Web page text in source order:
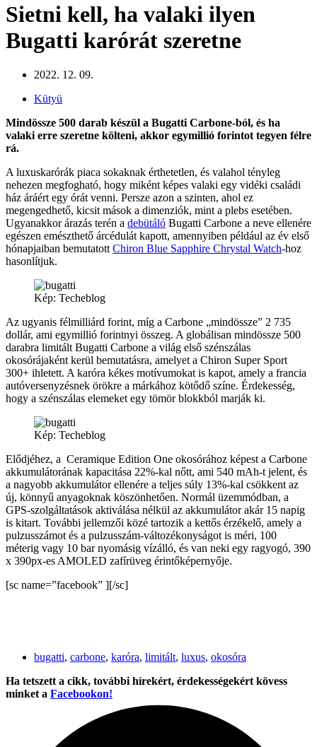
Sietni kell, ha valaki ilyen
Bugatti karórát szeretne
2022. 12. 09.
Kütyü
Mindössze 500 darab készül a Bugatti Carbone-ból, és ha
valaki erre szeretne költeni, akkor egymillió forintot tegyen félre
rá.
A luxuskarórák piaca sokaknak érthetetlen, és valahol tényleg
nehezen megfogható, hogy miként képes valaki egy vidéki családi
ház áráért egy órát venni. Persze azon a szinten, ahol ez
megengedhető, kicsit mások a dimenziók, mint a plebs esetében.
Ugyanakkor árazás terén a debütáló Bugatti Carbone a neve ellenére
egészen emészthető árcédulát kapott, amennyiben például az év első
hónapjaiban bemutatottChiron Blue Sapphire Chrystal Watch-hoz
hasonlítjuk.
Kép: Techeblog
Az ugyanis félmilliárd forint, míg a Carbone „mindössze” 2 735
dollár, ami egymillió forintnyi összeg. A globálisan mindössze 500
darabra limitált Bugatti Carbone a világ első szénszálas
okosórájaként kerül bemutatásra, amelyet a Chiron Super Sport
300+ ihletett. A karóra kékes motívumokat is kapot, amely a francia
autóversenyzésnek örökre a márkához kötődő színe. Érdekesség,
hogy a szénszálas elemeket egy tömör blokkból marják ki.
Kép: Techeblog
Elődjéhez, a Ceramique Edition One okosórához képest a Carbone
akkumulátorának kapacitása 22%-kal nőtt, ami 540 mAh-t jelent, és
a nagyobb akkumulátor ellenére a teljes súly 13%-kal csökkent az
új, könnyű anyagoknak köszönhetően. Normál üzemmódban, a
GPS-szolgáltatások aktiválása nélkül az akkumulátor akár 15 napig
is kitart. További jellemzői közé tartozik a kettős érzékelő, amely a
pulzusszámot és a pulzusszám-változékonyságot is méri, 100
méterig vagy 10 bar nyomásig vízálló, és van neki egy ragyogó, 390
x 390px-es AMOLED zafírüveg érintőképernyője.
[sc name=”facebook” ][/sc]
bugatti, carbone, karóra, limitált, luxus, okosóra
Ha tetszett a cikk, további hírekért, érdekességekért kövess
minket a Facebookon!